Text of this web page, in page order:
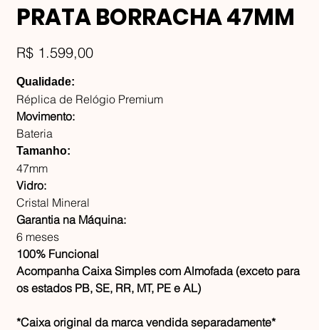
PRATA BORRACHA 47MM
Preço
R$ 1.599,00
Qualidade:
Réplica de Relógio Premium
Movimento:
Bateria
Tamanho:
47mm
Vidro:
Cristal Mineral
Garantia na Máquina:
6 meses
100% Funcional
Acompanha Caixa Simples com Almofada (exceto para
os estados PB, SE, RR, MT, PE e AL)
*Caixa original da marca vendida separadamente*